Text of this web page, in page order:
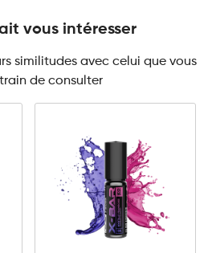
vous intéresser
similitudes avec celui que vous
de consulter
3mg Classic
6mg Classic